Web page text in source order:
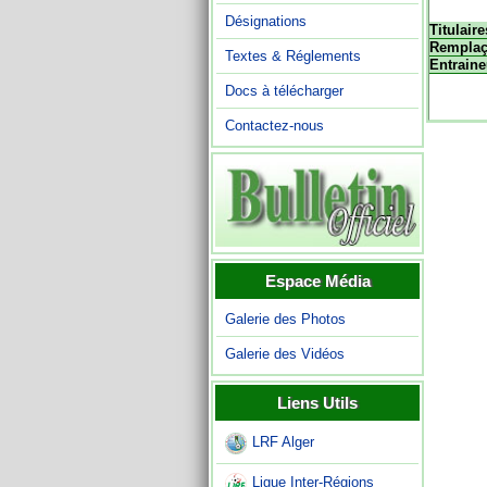
Désignations
Textes & Réglements
Docs à télécharger
Contactez-nous
Espace Média
Galerie des Photos
Galerie des Vidéos
Liens Utils
LRF Alger
Ligue Inter-Régions